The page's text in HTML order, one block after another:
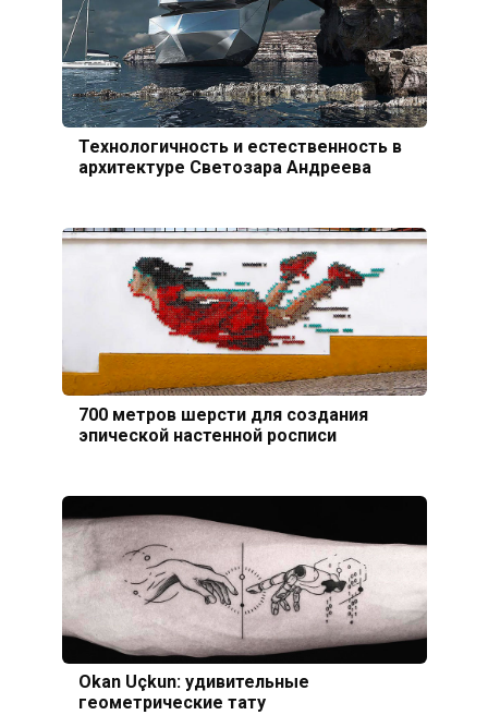
Технологичность и естественность в
архитектуре Светозара Андреева
700 метров шерсти для создания
эпической настенной росписи
Okan Uçkun: удивительные
геометрические тату